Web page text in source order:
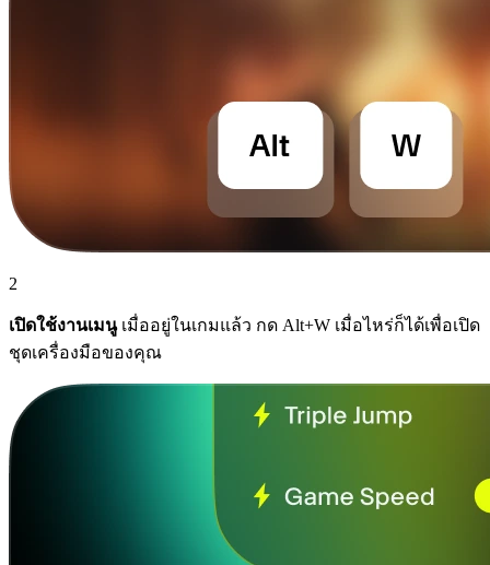
2
เปิดใช้งานเมนูเมื่ออยู่ในเกมแล้ว กด Alt+W เมื่อไหร่ก็ได้เพื่อเปิด
ชุดเครื่องมือของคุณ